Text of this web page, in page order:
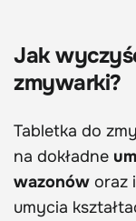
Jak
zmywarki?
Tabletka do
na dokładne
wazonów oraz
umycia